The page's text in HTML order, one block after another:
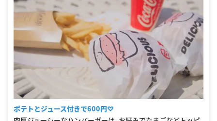
ポテトとジュース付きで600円♡